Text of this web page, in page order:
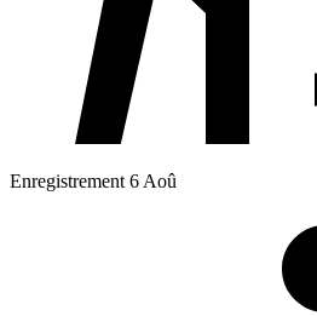
Enregistrement 6 Aoû